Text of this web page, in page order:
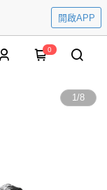
開啟APP
0
1/8